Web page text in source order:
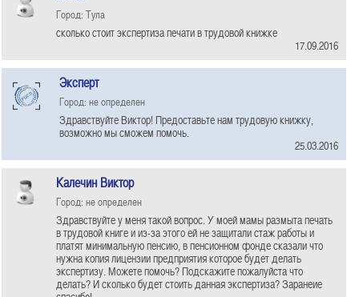
Город: Тула
сколько стоит экспертиза печати в трудовой книжке
17.09.2016
Эксперт
Город: не определен
Здравствуйте Виктор! Предоставьте нам трудовую книжку,
возможно мы сможем помочь.
25.03.2016
Калечин Виктор
Город: не определен
Здравствуйте у меня такой вопрос. У моей мамы размыта печать
в трудовой книге и из-за этого ей не защитали стаж работы и
платят минимальную пенсию, в пенсионном фонде сказали что
нужна копия лицензии предприятия которое будет делать
экспертизу. Можете помочь? Подскажите пожалуйста что
делать? И сколько будет стоить данная экспертиза? Заранеие